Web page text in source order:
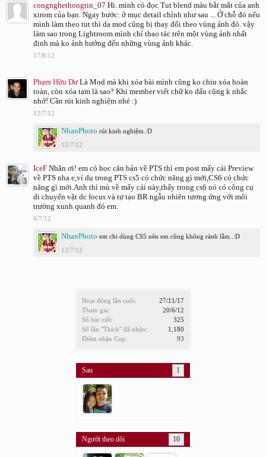
Hoạt động lần cuối:
27/11/17
Tham gia:
20/6/12
Số bài viết:
325
Số lần "Thích" đã nhận:
1,180
Điểm nhận Cup:
93
Sau 1
Người theo dõi 10
congnghethongtin_07 Hi. mình có đọc Tut blend màu bắt mắt của anh
xirom của bạn. Ngay bước: ở mục detail chỉnh như sau ... Ở chỗ đó nếu
mình làm theo tut thì da mod cũng bị thay đổi theo vùng ảnh đó. vậy
làm sao trong Lightroom mình chỉ thao tác trên một vùng ảnh nhất
định mà ko ảnh hưởng đến những vùng ảnh khác.
17/8/12
Phạm Hữu Dư Là Mod mà khi xóa bài mình cũng ko chịu xóa hoàn
toàn, còn xóa tạm là sao? Khi member viết chữ ko dấu cũng k nhắc
nhở! Cần rút kinh nghiệm nhé :)
12/7/12
NhanPhoto rút kinh nghiệm.:D
12/7/12
IceF Nhân ơi! em có học căn bản về PTS thì em post mấy cái Preview
về PTS nha e,ví dụ trong PTS cs5 có chức năng gì mới,CS6 có chức
năng gì mới.Anh thì mù về mấy cái này,thấy trong cs6 nó có công cụ
di chuyển vật dc focus và tự tạo BR ngẫu nhiên tương ứng với môi
trường xunh quanh đó em.
6/7/12
NhanPhoto em chi dùng CS5 nên em cũng không rành lắm..:D
12/7/12